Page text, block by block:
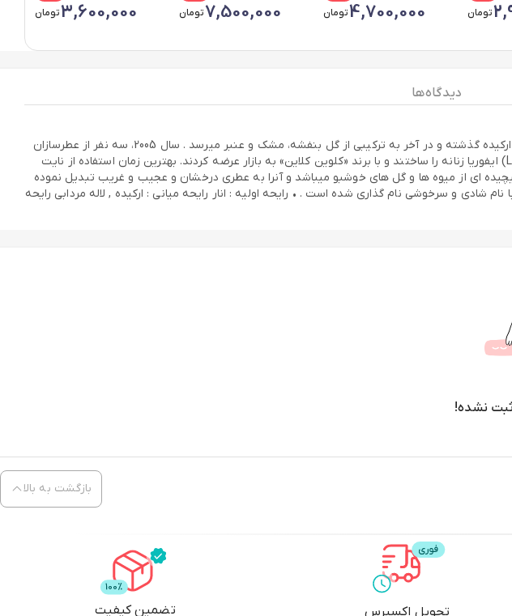
تومان 4,700,000تومان 7,500,000تومان 3,600,000تومان
دیدگاه ها
رایحه‌ی ادکلن نایت دریم استار زنانه ابتدا از بوی دوست‌داشتنی انار شروع می‌شود. پس از آن از بوی درخت کنار و گل ارکیده گذشته و در آخر به ترکیبی از گل بنفشه، مشک و عنبر میرسد . سال 2005، سه نفر از عطرسازان
مشهور به نام «دومینیک روپیون» (Dominique Ropion)، «کارلوس بنیم» (Carlos Benaim) و «لوک دانگ» (Loc Dong) ایفوریا زنانه را ساختند و با برند «کلوین کلاین» به بازار عرضه کردند. بهترین زمان استفاده از نایت
ای از میوه ها و گل های خوشبو میباشد و آنرا به عطری درخشان و عجیب و غریب تبدیل نموده
و سرخوشی نام گذاری شده است . • رایحه اولیه : انار رایحه میانی : ارکیده , لاله مردابی رایحه
نشده!
بازگشت به بالا
تحویل اکسپرس تضمین کیفیت